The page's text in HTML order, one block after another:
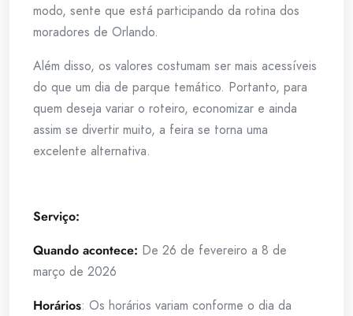
modo, sente que está participando da rotina dos
moradores de Orlando.
Além disso, os valores costumam ser mais acessíveis
do que um dia de parque temático. Portanto, para
quem deseja variar o roteiro, economizar e ainda
assim se divertir muito, a feira se torna uma
excelente alternativa.
Serviço:
Quando acontece: De 26 de fevereiro a 8 de
março de 2026
Horários: Os horários variam conforme o dia da